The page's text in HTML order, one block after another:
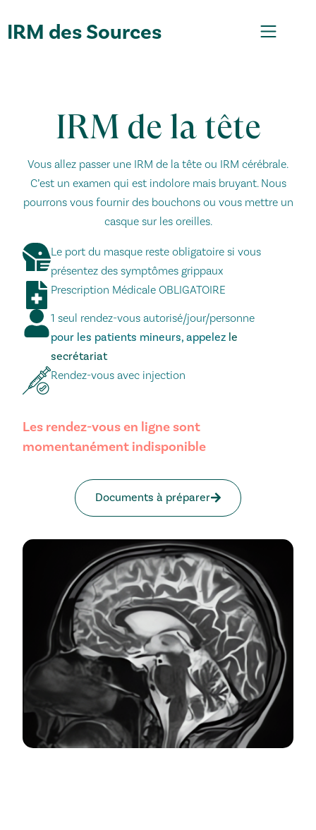
IRM des Sources
IRM de la tête
Vous allez passer une IRM de la tête ou IRM cérébrale.
C’est un examen qui est indolore mais bruyant. Nous
pourrons vous fournir des bouchons ou vous mettre un
casque sur les oreilles.
Le port du masque reste obligatoire si vous
présentez des symptômes grippaux
Prescription Médicale OBLIGATOIRE
1 seul rendez-vous autorisé/jour/personne
pour les patients mineurs, appelez le
secrétariat
Rendez-vous avec injection
Les rendez-vous en ligne sont
momentanément indisponible
Documents à préparer